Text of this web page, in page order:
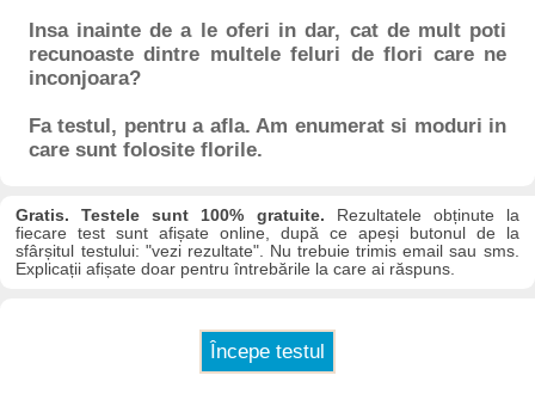
Insa inainte de a le oferi in dar, cat de mult poti
recunoaste dintre multele feluri de flori care ne
inconjoara?
Fa testul, pentru a afla. Am enumerat si moduri in
care sunt folosite florile.
Gratis. Testele sunt 100% gratuite. Rezultatele obținute la
fiecare test sunt afișate online, după ce apeși butonul de la
sfârșitul testului: "vezi rezultate". Nu trebuie trimis email sau sms.
Explicații afișate doar pentru întrebările la care ai răspuns.